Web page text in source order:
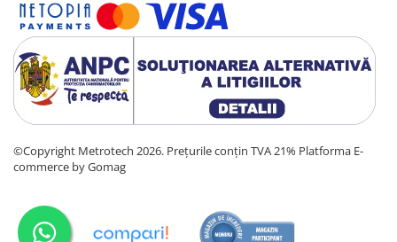
Echipamente constructii si
industrie
Nivelmetre apa
Lampi si lanterne
Busole si altimetre
Sclerometre
Etalonare Subler
©Copyright Metrotech 2026. Prețurile conțin TVA 21% Platforma E-
commerce by Gomag